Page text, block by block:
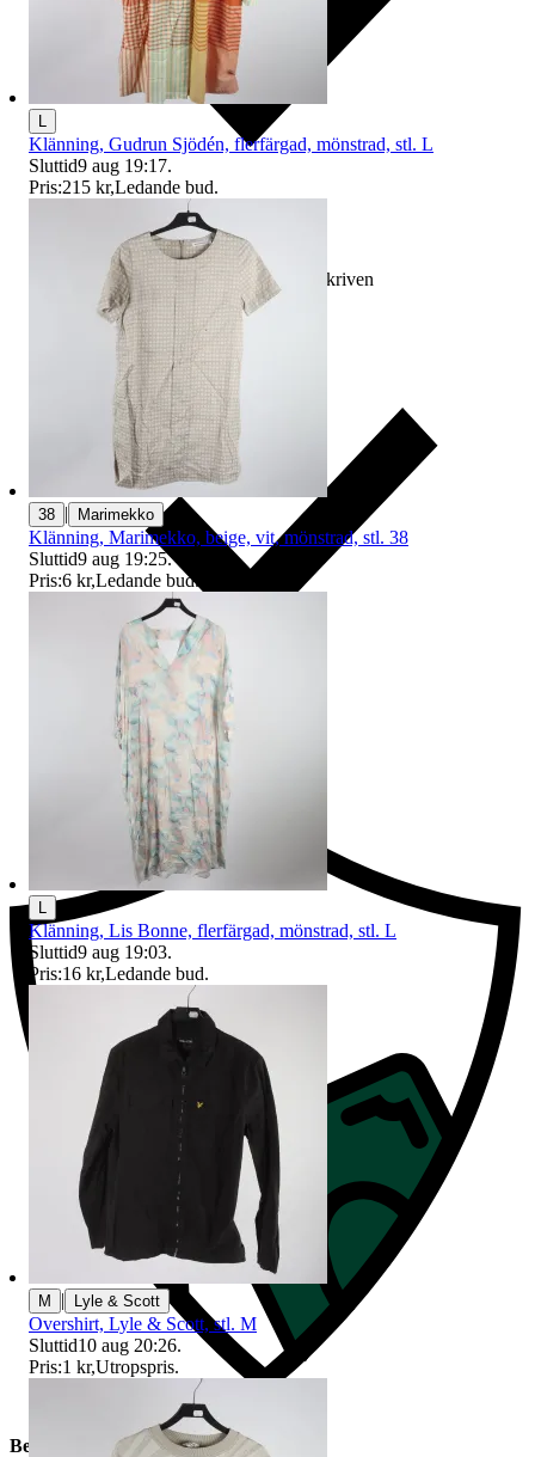
Ersättning om varan inte är som beskriven
Ersättning om du inte får din vara
Beskrivning
Klänning, Gudrun Sjödén, flerfärgad, mönstrad, stl. L
Sluttid9 aug 19:17.
Pris:215 kr,Ledande bud.
38 | Marimekko
Klänning, Marimekko, beige, vit, mönstrad, stl. 38
Sluttid9 aug 19:25.
Pris:6 kr,Ledande bud.
Klänning, Lis Bonne, flerfärgad, mönstrad, stl. L
Sluttid9 aug 19:03.
Pris:16 kr,Ledande bud.
M | Lyle & Scott
Overshirt, Lyle & Scott, stl. M
Sluttid10 aug 20:26.
Pris:1 kr,Utropspris.